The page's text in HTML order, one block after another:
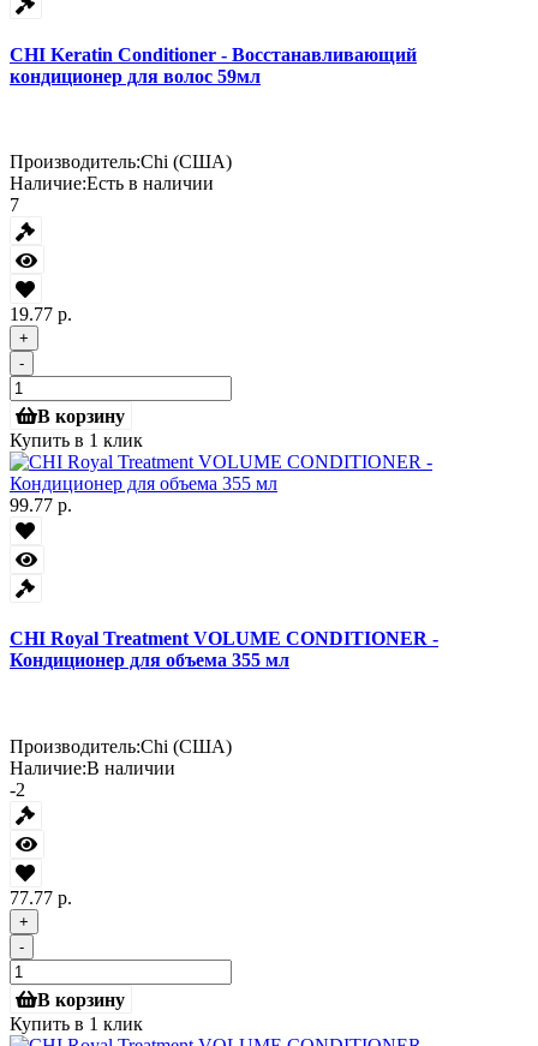
CHI Keratin Conditioner - Восстанавливающий
кондиционер для волос 59мл
Производитель:Chi (США)
Наличие:Есть в наличии
7
19.77 р.
+
-
В корзину
Купить в 1 клик
99.77 р.
CHI Royal Treatment VOLUME CONDITIONER -
Кондиционер для объема 355 мл
Производитель:Chi (США)
Наличие:В наличии
-2
77.77 р.
+
-
В корзину
Купить в 1 клик